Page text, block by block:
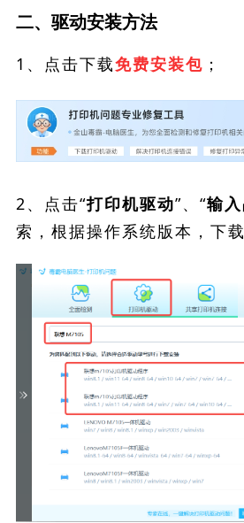
二、驱动安装方法
1、点击下载免费安装包 ；
2、点击“打印机驱动”、“输
索，根据操作系统版本，下